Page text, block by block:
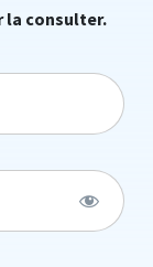
la consulter.